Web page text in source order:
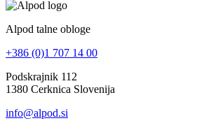
Alpod talne obloge
+386 (0)1 707 14 00
Podskrajnik 112
1380 Cerknica Slovenija
info@alpod.si